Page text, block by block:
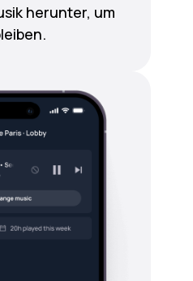
herunter, um